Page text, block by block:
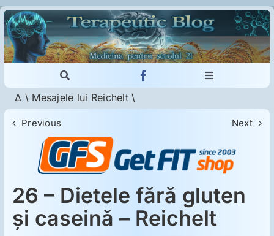
Skip
to
content
Toggle
Navigation
Cautare...
Toggle
Imunologie
Dermatologie
Psihiatrie
Neurologie
Δ \ Mesajele lui Reichelt \
Previous Next
26 – Dietele fără gluten
şi caseină – Reichelt